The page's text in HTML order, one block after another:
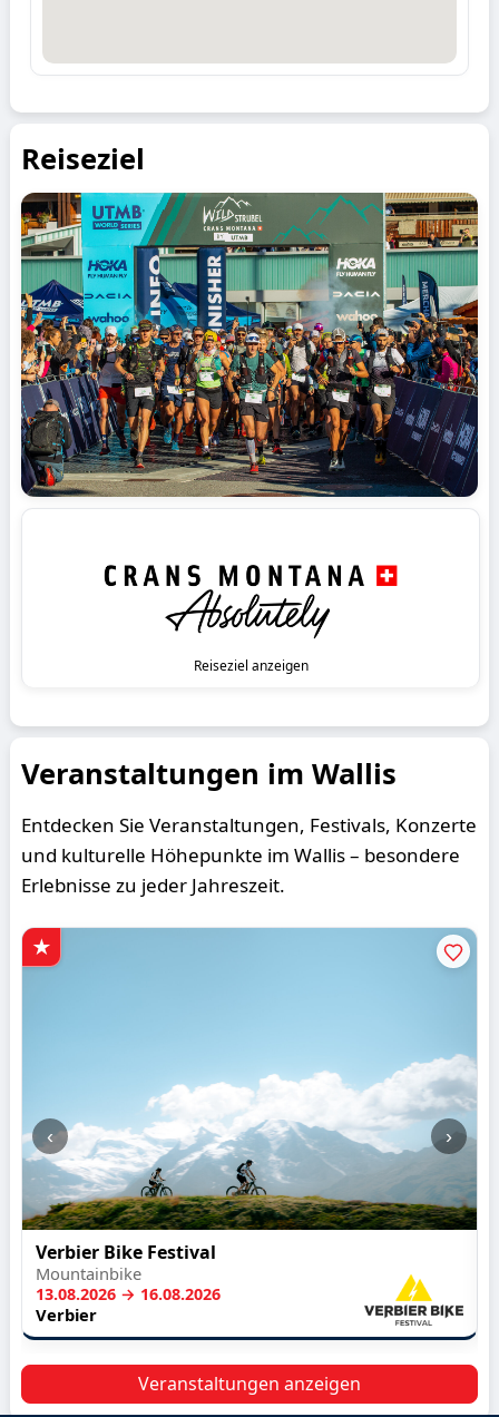
Reiseziel
Reiseziel anzeigen
Veranstaltungen im Wallis
Entdecken Sie Veranstaltungen, Festivals, Konzerte
und kulturelle Höhepunkte im Wallis – besondere
Erlebnisse zu jeder Jahreszeit.
‹
Verbier Bike Festival
Mountainbike
13.08.2026 → 16.08.2026
Verbier
›
Veranstaltungen anzeigen